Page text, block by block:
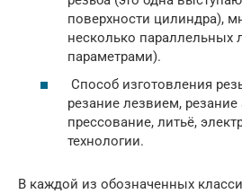
поверхности цилиндра),
несколько
параметрами).
Способ изготовления
резание лезвием, резание
прессование, литьё,
технологии.
В каждой из обозначенных